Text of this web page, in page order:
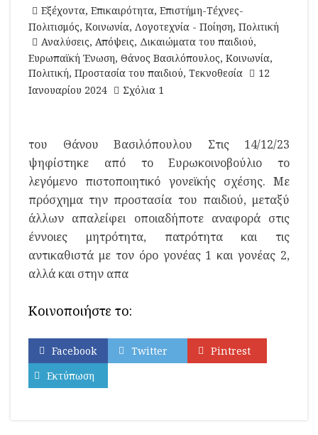
Εξέχοντα, Επικαιρότητα, Επιστήμη-Τέχνες-
Πολιτισμός, Κοινωνία, Λογοτεχνία - Ποίηση, Πολιτική
Αναλύσεις, Απόψεις, Δικαιώματα του παιδιού,
Ευρωπαϊκή Ένωση, Θάνος Βασιλόπουλος, Κοινωνία,
Πολιτική, Προστασία του παιδιού, Τεκνοθεσία
12
Ιανουαρίου 2024
Σχόλια 1
του Θάνου Βασιλόπουλου Στις 14/12/23
ψηφίστηκε από το Ευρωκοινοβούλιο το
λεγόμενο πιστοποιητικό γονεϊκής σχέσης. Με
πρόσχημα την προστασία του παιδιού, μεταξύ
άλλων απαλείφει οποιαδήποτε αναφορά στις
έννοιες μητρότητα, πατρότητα και τις
αντικαθιστά με τον όρο γονέας 1 και γονέας 2,
αλλά και στην απα
Κοινοποιήστε το:
Facebook Twitter
Pintrest
Εκτύπωση